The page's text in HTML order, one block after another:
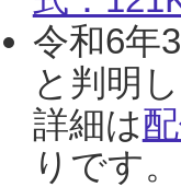
令和6年
と判明
詳細は
りです